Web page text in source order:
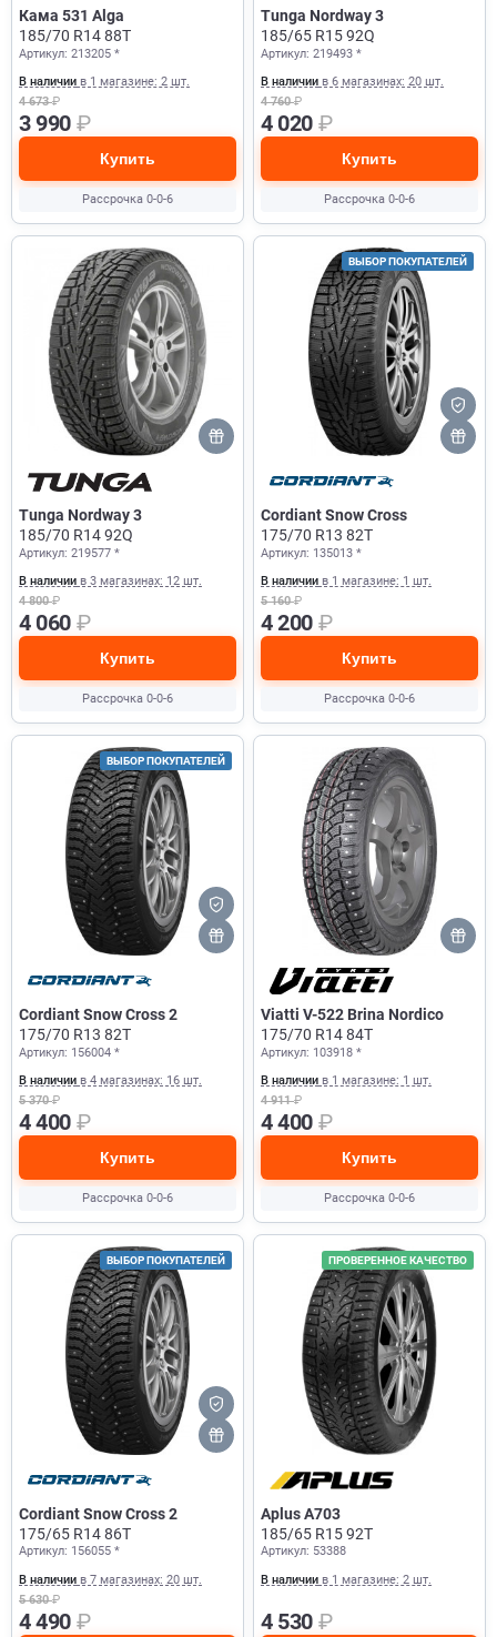
Кама 531 Alga
185/70 R14 88T
Артикул: 213205 *
В наличии в 1 магазине: 2 шт.
4 673₽
3 990 ₽
Купить
Рассрочка 0-0-6
Tunga Nordway 3
185/65 R15 92Q
Артикул: 219493 *
В наличии в 6 магазинах: 20 шт.
4 760₽
4 020 ₽
Купить
Рассрочка 0-0-6
Tunga Nordway 3
185/70 R14 92Q
Артикул: 219577 *
В наличии в 3 магазинах: 12 шт.
4 800₽
4 060 ₽
Купить
Рассрочка 0-0-6
ВЫБОР ПОКУПАТЕЛЕЙ
Cordiant Snow Cross
175/70 R13 82T
Артикул: 135013 *
В наличии в 1 магазине: 1 шт.
5 160₽
4 200 ₽
Купить
Рассрочка 0-0-6
ВЫБОР ПОКУПАТЕЛЕЙ
Cordiant Snow Cross 2
175/70 R13 82T
Артикул: 156004 *
В наличии в 4 магазинах: 16 шт.
5 370₽
4 400 ₽
Купить
Рассрочка 0-0-6
Viatti V-522 Brina Nordico
175/70 R14 84T
Артикул: 103918 *
В наличии в 1 магазине: 1 шт.
4 911₽
4 400 ₽
Купить
Рассрочка 0-0-6
ВЫБОР ПОКУПАТЕЛЕЙ
Cordiant Snow Cross 2
175/65 R14 86T
Артикул: 156055 *
В наличии в 7 магазинах: 20 шт.
5 630₽
4 490 ₽
ПРОВЕРЕННОЕ КАЧЕСТВО
Aplus A703
185/65 R15 92T
Артикул: 53388
В наличии в 1 магазине: 2 шт.
4 530 ₽